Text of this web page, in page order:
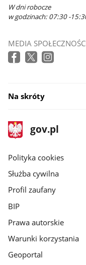
W dni robocze
w godzinach: 07:30 -
MEDIA
Na skróty
stopka
gov.pl
Strona
gov.pl
gov.pl
Polityka cookies
Służba cywilna
Profil zaufany
BIP
Prawa autorskie
Warunki korzystania
Geoportal